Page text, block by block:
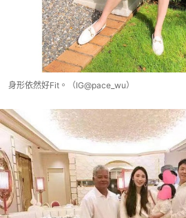
身形依然好Fit。（IG@pace_wu）